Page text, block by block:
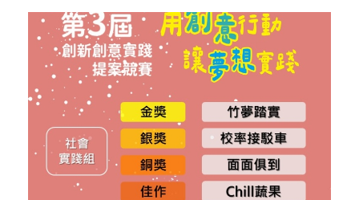
進駐育成
空間介紹與租用
行政人員介紹
張文彥 主任
吳其璁 經理
課程活動
東之皇華創業競賽
活動花絮
東區聯盟相關資訊
轉知訊息
資料櫃
關於中心
樓層平面圖
其他資源